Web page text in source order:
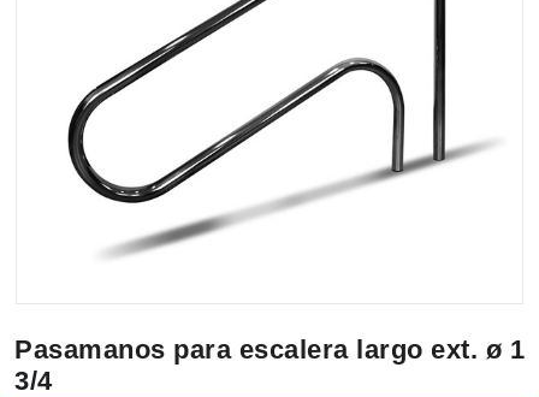
Pasamanos para escalera largo ext. ø 1
3/4